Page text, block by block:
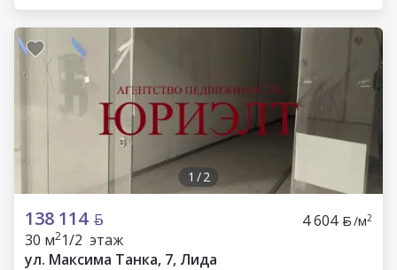
1 /2
138 114 4 604 /м2
30 м21/2 этаж
ул. Максима Танка, 7, Лида